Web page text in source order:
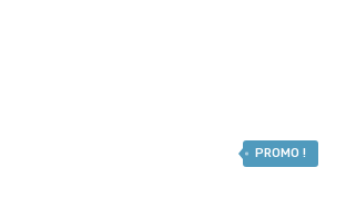
PROMO !